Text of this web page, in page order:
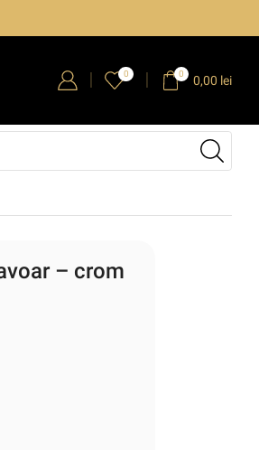
0 0 0,00 lei
– crom